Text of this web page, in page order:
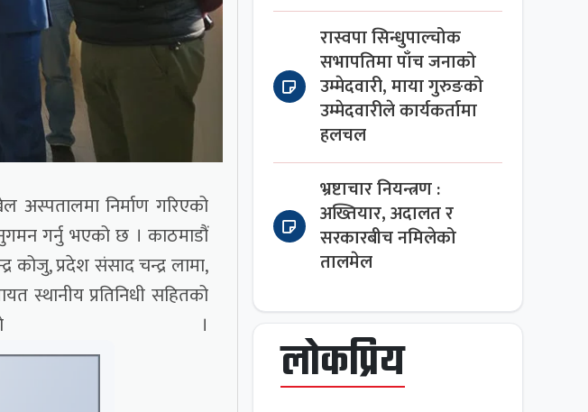
अस्पतालमा निर्माण गरिएको
गर्नु भएको छ । काठमाडौं
प्रदेश संसाद चन्द्र लामा,
स्थानीय प्रतिनिधी सहितको
।
रास्वपा सिन्धुपाल्चोक
सभापतिमा पाँच जनाको
उम्मेदवारी, माया गुरुङको
उम्मेदवारीले कार्यकर्तामा
हलचल
भ्रष्टाचार नियन्त्रण :
अख्तियार, अदालत र
सरकारबीच नमिलेको
तालमेल
लोकप्रिय